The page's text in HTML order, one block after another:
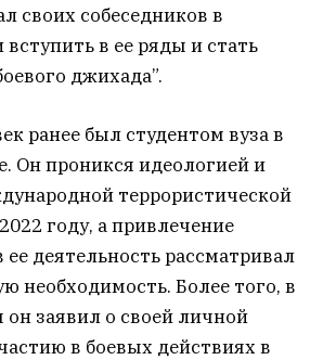
своих собеседников в
в ее ряды и стать
джихада”.
ранее был студентом вуза в
Он проникся идеологией и
террористической
году, а привлечение
деятельность рассматривал
необходимость. Более того, в
он заявил о своей личной
в боевых действиях в